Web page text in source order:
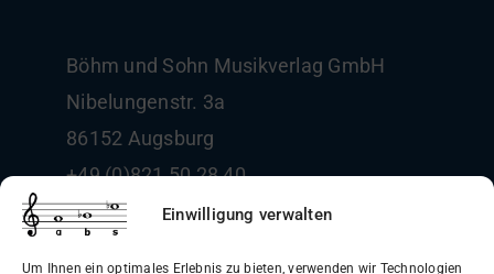
Einwilligung verwalten
Um Ihnen ein optimales Erlebnis zu bieten, verwenden wir Technologien
Böhm und Sohn Musikverlag GmbH
Nibelungenstr. 3a
86152 Augsburg
+49 (0)821 50 28 40
info@boehm-und-sohn.de